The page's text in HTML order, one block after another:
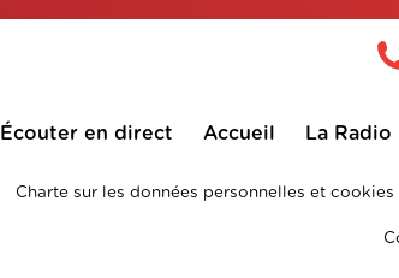
Écouter en direct Accueil La Radio
Charte sur les données personnelles et cookies